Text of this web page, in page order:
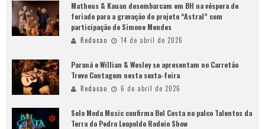
Matheus & Kauan desembarcam em BH na véspera de
feriado para a gravação do projeto “Astral” com
participação de Simone Mendes
Redacao 14 de abril de 2026
Paraná e Willian & Wesley se apresentam no Carretão
Trevo Contagem nesta sexta-feira
Redacao 6 de abril de 2026
Selo Moda Music confirma Bel Costa no palco Talentos da
Terra do Pedro Leopoldo Rodeio Show